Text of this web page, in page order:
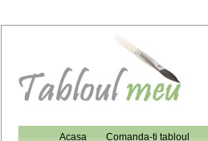
Acasa Comanda-ti tabloul